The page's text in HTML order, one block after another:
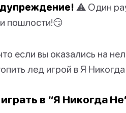
⚠️ Один
пошлости!😏
если вы оказались на
лед игрой в Я
в “Я Никогда